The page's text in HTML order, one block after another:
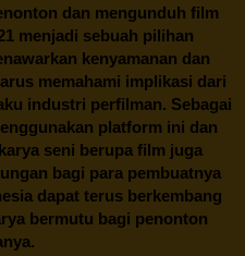
dan mengunduh film
menjadi sebuah pilihan
kenyamanan dan
memahami implikasi dari
industri perfilman. Sebagai
platform ini dan
seni berupa film juga
bagi para pembuatnya
dapat terus berkembang
bermutu bagi penonton